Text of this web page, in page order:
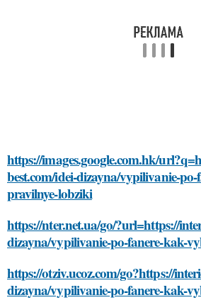
https://images.google.com.hk/
best.com/idei-dizayna/vypilivanie-
pravilnye-lobziki
https://nter.net.ua/go/?url=https://
dizayna/vypilivanie-po-fanere-kak-
https://otziv.ucoz.com/go?https://
dizayna/vypilivanie-po-fanere-kak-